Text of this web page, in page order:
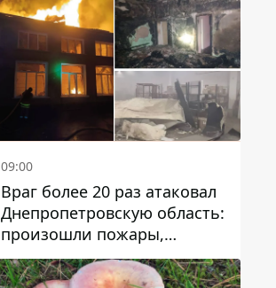
09:00
Враг более 20 раз атаковал
Днепропетровскую область:
произошли пожары,
повреждены дома,
инфраструктура и авто